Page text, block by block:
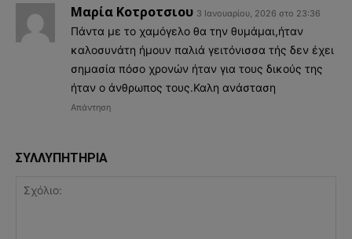
Μαρία Κοτροτσιου 3 Ιανουαρίου, 2026 στο 23:36
Πάντα με το χαμόγελο θα την θυμάμαι,ήταν
καλοσυνάτη ήμουν παλιά γειτόνισσα τής δεν έχει
σημασία πόσο χρονών ήταν για τους δικούς της
ήταν ο άνθρωπος τους.Καλη ανάσταση
Απάντηση
ΣΥΛΛΥΠΗΤΗΡΙΑ